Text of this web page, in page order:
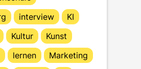
interview
KI
Kultur
Kunst
lernen
Marketing